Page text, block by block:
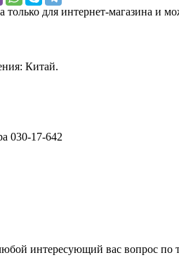
только для интернет-магазина и
Китай.
030-17-642
интересующий вас вопрос по